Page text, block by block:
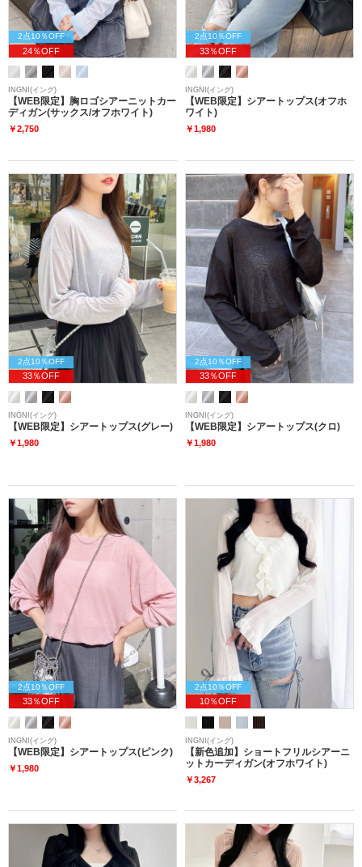
2点10％OFF
24％OFF
INGNI(イング)
【WEB限定】胸ロゴシアーニットカー
ディガン(サックス/オフホワイト)
￥2,750
2点10％OFF
33％OFF
INGNI(イング)
【WEB限定】シアートップス(オフホ
ワイト)
￥1,980
2点10％OFF
33％OFF
INGNI(イング)
【WEB限定】シアートップス(グレー)
￥1,980
2点10％OFF
33％OFF
INGNI(イング)
【WEB限定】シアートップス(クロ)
￥1,980
2点10％OFF
33％OFF
INGNI(イング)
【WEB限定】シアートップス(ピンク)
￥1,980
2点10％OFF
10％OFF
INGNI(イング)
【新色追加】ショートフリルシアーニ
ットカーディガン(オフホワイト)
￥3,267